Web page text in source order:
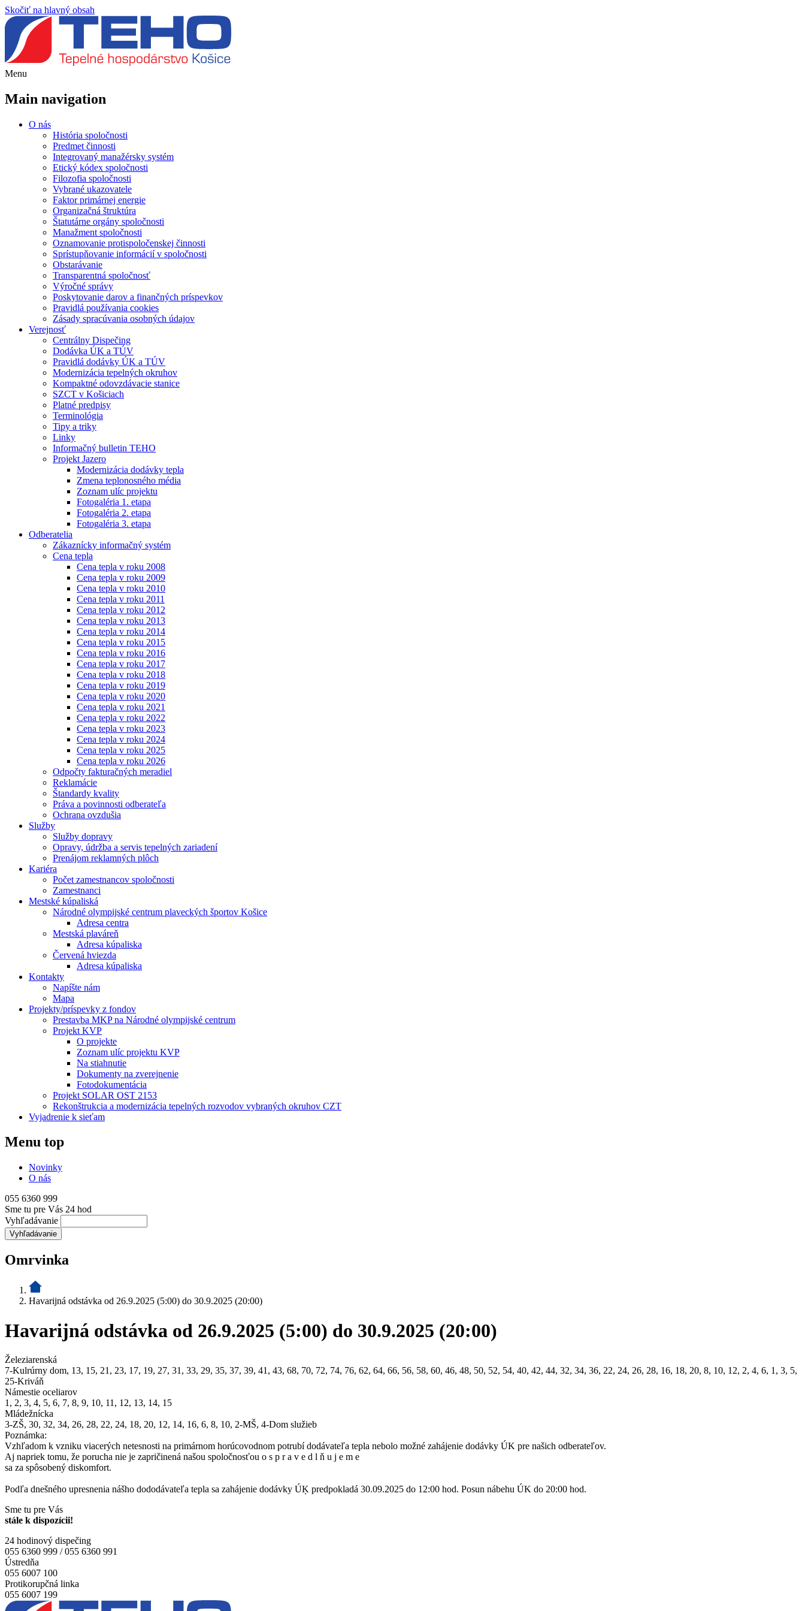
Skočiť na hlavný obsah
Menu
Main navigation
O nás
História spoločnosti
Predmet činnosti
Integrovaný manažérsky systém
Etický kódex spoločnosti
Filozofia spoločnosti
Vybrané ukazovatele
Faktor primárnej energie
Organizačná štruktúra
Štatutárne orgány spoločnosti
Manažment spoločnosti
Oznamovanie protispoločenskej činnosti
Sprístupňovanie informácií v spoločnosti
Obstarávanie
Transparentná spoločnosť
Výročné správy
Poskytovanie darov a finančných príspevkov
Pravidlá používania cookies
Zásady spracúvania osobných údajov
Verejnosť
Centrálny Dispečing
Dodávka ÚK a TÚV
Pravidlá dodávky ÚK a TÚV
Modernizácia tepelných okruhov
Kompaktné odovzdávacie stanice
SZCT v Košiciach
Platné predpisy
Terminológia
Tipy a triky
Linky
Informačný bulletin TEHO
Projekt Jazero
Modernizácia dodávky tepla
Zmena teplonosného média
Zoznam ulíc projektu
Fotogaléria 1. etapa
Fotogaléria 2. etapa
Fotogaléria 3. etapa
Odberatelia
Zákaznícky informačný systém
Cena tepla
Cena tepla v roku 2008
Cena tepla v roku 2009
Cena tepla v roku 2010
Cena tepla v roku 2011
Cena tepla v roku 2012
Cena tepla v roku 2013
Cena tepla v roku 2014
Cena tepla v roku 2015
Cena tepla v roku 2016
Cena tepla v roku 2017
Cena tepla v roku 2018
Cena tepla v roku 2019
Cena tepla v roku 2020
Cena tepla v roku 2021
Cena tepla v roku 2022
Cena tepla v roku 2023
Cena tepla v roku 2024
Cena tepla v roku 2025
Cena tepla v roku 2026
Odpočty fakturačných meradiel
Reklamácie
Štandardy kvality
Práva a povinnosti odberateľa
Ochrana ovzdušia
Služby
Služby dopravy
Opravy, údržba a servis tepelných zariadení
Prenájom reklamných plôch
Kariéra
Počet zamestnancov spoločnosti
Zamestnanci
Mestské kúpaliská
Národné olympijské centrum plaveckých športov Košice
Adresa centra
Mestská plaváreň
Adresa kúpaliska
Červená hviezda
Adresa kúpaliska
Kontakty
Napíšte nám
Mapa
Projekty/príspevky z fondov
Prestavba MKP na Národné olympijské centrum
Projekt KVP
O projekte
Zoznam ulíc projektu KVP
Na stiahnutie
Dokumenty na zverejnenie
Fotodokumentácia
Projekt SOLAR OST 2153
Rekonštrukcia a modernizácia tepelných rozvodov vybraných okruhov CZT
Vyjadrenie k sieťam
Menu top
Novinky
O nás
055 6360 999
Sme tu pre Vás 24 hod
Vyhľadávanie
Omrvinka
Havarijná odstávka od 26.9.2025 (5:00) do 30.9.2025 (20:00)
Havarijná odstávka od 26.9.2025 (5:00) do 30.9.2025 (20:00)
Železiarenská
7-Kulrúrny dom, 13, 15, 21, 23, 17, 19, 27, 31, 33, 29, 35, 37, 39, 41, 43, 68, 70, 72, 74, 76, 62, 64, 66, 56, 58, 60, 46, 48, 50, 52, 54, 40, 42, 44, 32, 34, 36, 22, 24, 26, 28, 16, 18, 20, 8, 10, 12, 2, 4, 6, 1, 3, 5,
25-Kriváň
Námestie oceliarov
1, 2, 3, 4, 5, 6, 7, 8, 9, 10, 11, 12, 13, 14, 15
Mládežnícka
3-ZŠ, 30, 32, 34, 26, 28, 22, 24, 18, 20, 12, 14, 16, 6, 8, 10, 2-MŠ, 4-Dom služieb
Poznámka:
Vzhľadom k vzniku viacerých netesnosti na primárnom horúcovodnom potrubí dodávateľa tepla nebolo možné zahájenie dodávky ÚK pre našich odberateľov.
Aj napriek tomu, že porucha nie je zapričinená našou spoločnosťou o s p r a v e d l ň u j e m e
sa za spôsobený diskomfort.
Podľa dnešného upresnenia nášho dododávateľa tepla sa zahájenie dodávky ÚĶ predpokladá 30.09.2025 do 12:00 hod. Posun nábehu ÚK do 20:00 hod.
Sme tu pre Vás
stále k dispozícii!
24 hodinový dispečing
055 6360 999 / 055 6360 991
Ústredňa
055 6007 100
Protikorupčná linka
055 6007 199